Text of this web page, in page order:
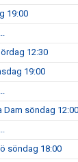
19:00
12:30
19:00
Dam söndag 12:00
söndag 18:00